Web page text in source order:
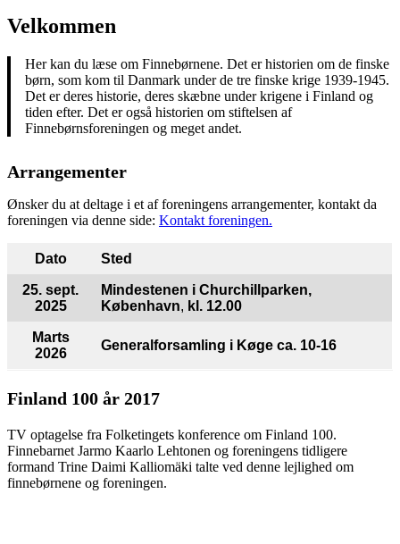
Velkommen
Her kan du læse om Finnebørnene. Det er historien om de finske
børn, som kom til Danmark under de tre finske krige 1939-1945.
Det er deres historie, deres skæbne under krigene i Finland og
tiden efter. Det er også historien om stiftelsen af
Finnebørnsforeningen og meget andet.
Arrangementer
Ønsker du at deltage i et af foreningens arrangementer, kontakt da
foreningen via denne side: Kontakt foreningen.
Dato Sted
25. sept.
2025
Mindestenen i Churchillparken,
København, kl. 12.00
Marts
2026
Generalforsamling i Køge ca. 10-16
Finland 100 år 2017
TV optagelse fra Folketingets konference om Finland 100.
Finnebarnet Jarmo Kaarlo Lehtonen og foreningens tidligere
formand Trine Daimi Kalliomäki talte ved denne lejlighed om
finnebørnene og foreningen.